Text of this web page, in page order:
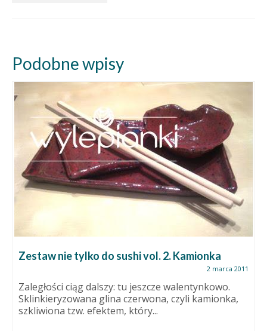
Podobne wpisy
Zestaw nie tylko do sushi vol. 2. Kamionka
2 marca 2011
Zaległości ciąg dalszy: tu jeszcze walentynkowo.
Sklinkieryzowana glina czerwona, czyli kamionka,
szkliwiona tzw. efektem, który...